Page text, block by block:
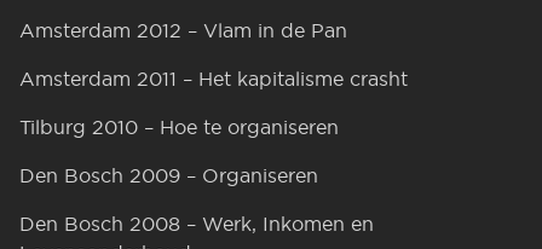
Amsterdam 2012 – Vlam in de Pan
Amsterdam 2011 – Het kapitalisme crasht
Tilburg 2010 – Hoe te organiseren
Den Bosch 2009 – Organiseren
Den Bosch 2008 – Werk, Inkomen en